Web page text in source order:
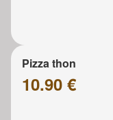
Pizza thon
10.90 €